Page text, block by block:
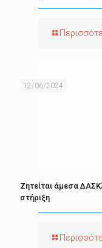
12/06/2024
Ζητείται άμεσα
στήριξη